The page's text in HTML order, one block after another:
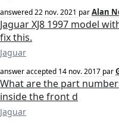
answered22 nov. 2021 parAlan
Jaguar XJ8 1997 model
fix this.
Jaguar
answer accepted 14 nov. 2017 par
What are the part
inside the front d
Jaguar